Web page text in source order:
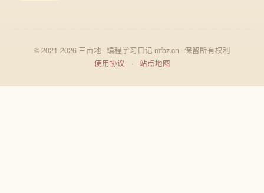
© 2021-2026 三亩地 · 编程学习日记 mfbz.cn · 保留所有权利
使用协议
· 站点地图